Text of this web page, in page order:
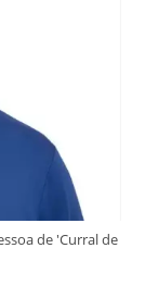
de 'Curral de